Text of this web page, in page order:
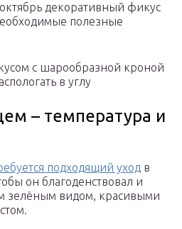
декоративный фикус
полезные
с шарообразной кроной
в углу
– температура и
подходящий уход в
он благоденствовал и
зелёным видом, красивыми